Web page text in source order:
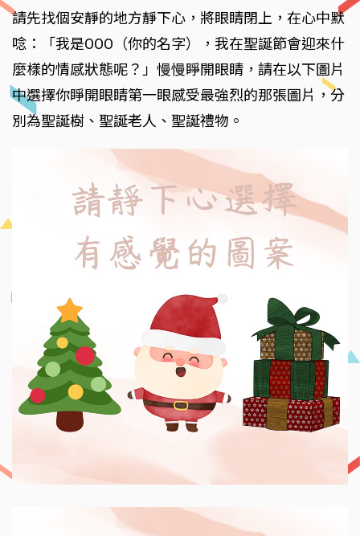
請先找個安靜的地方靜下心，將眼睛閉上，在心中默
唸：「我是OOO（你的名字），我在聖誕節會迎來什
麼樣的情感狀態呢？」慢慢睜開眼睛，請在以下圖片
中選擇你睜開眼睛第一眼感受最強烈的那張圖片，分
別為聖誕樹、聖誕老人、聖誕禮物。